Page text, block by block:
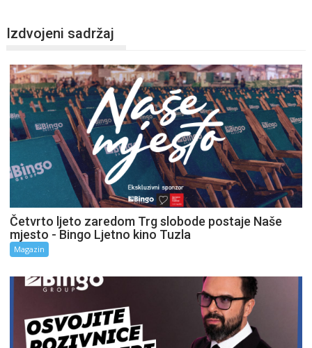
Izdvojeni sadržaj
Četvrto ljeto zaredom Trg slobode postaje Naše
mjesto - Bingo Ljetno kino Tuzla
Magazin